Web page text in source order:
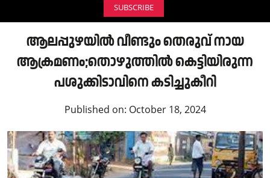
SUBSCRIBE
ആലപ്പുഴയിൽ വീണ്ടും തെരുവ് നായ
ആക്രമണം;തൊഴുത്തിൽ കെട്ടിയിരുന്ന
പശുക്കിടാവിനെ കടിച്ചുകീറി
Published on: October 18, 2024